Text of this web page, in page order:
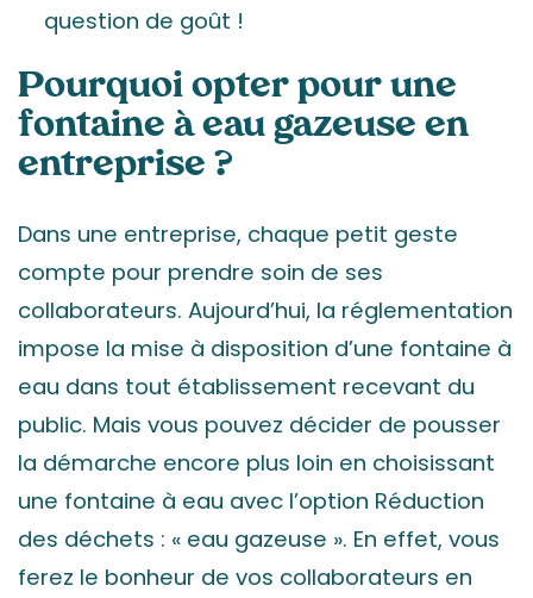
question de goût !
Pourquoi opter pour une
fontaine à eau gazeuse en
entreprise ?
Dans une entreprise, chaque petit geste
compte pour prendre soin de ses
collaborateurs. Aujourd’hui, la réglementation
impose la mise à disposition d’une fontaine à
eau dans tout établissement recevant du
public. Mais vous pouvez décider de pousser
la démarche encore plus loin en choisissant
une fontaine à eau avec l’option Réduction
des déchets : « eau gazeuse ». En effet, vous
ferez le bonheur de vos collaborateurs en